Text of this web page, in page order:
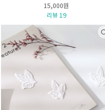
15,000원
리뷰 19